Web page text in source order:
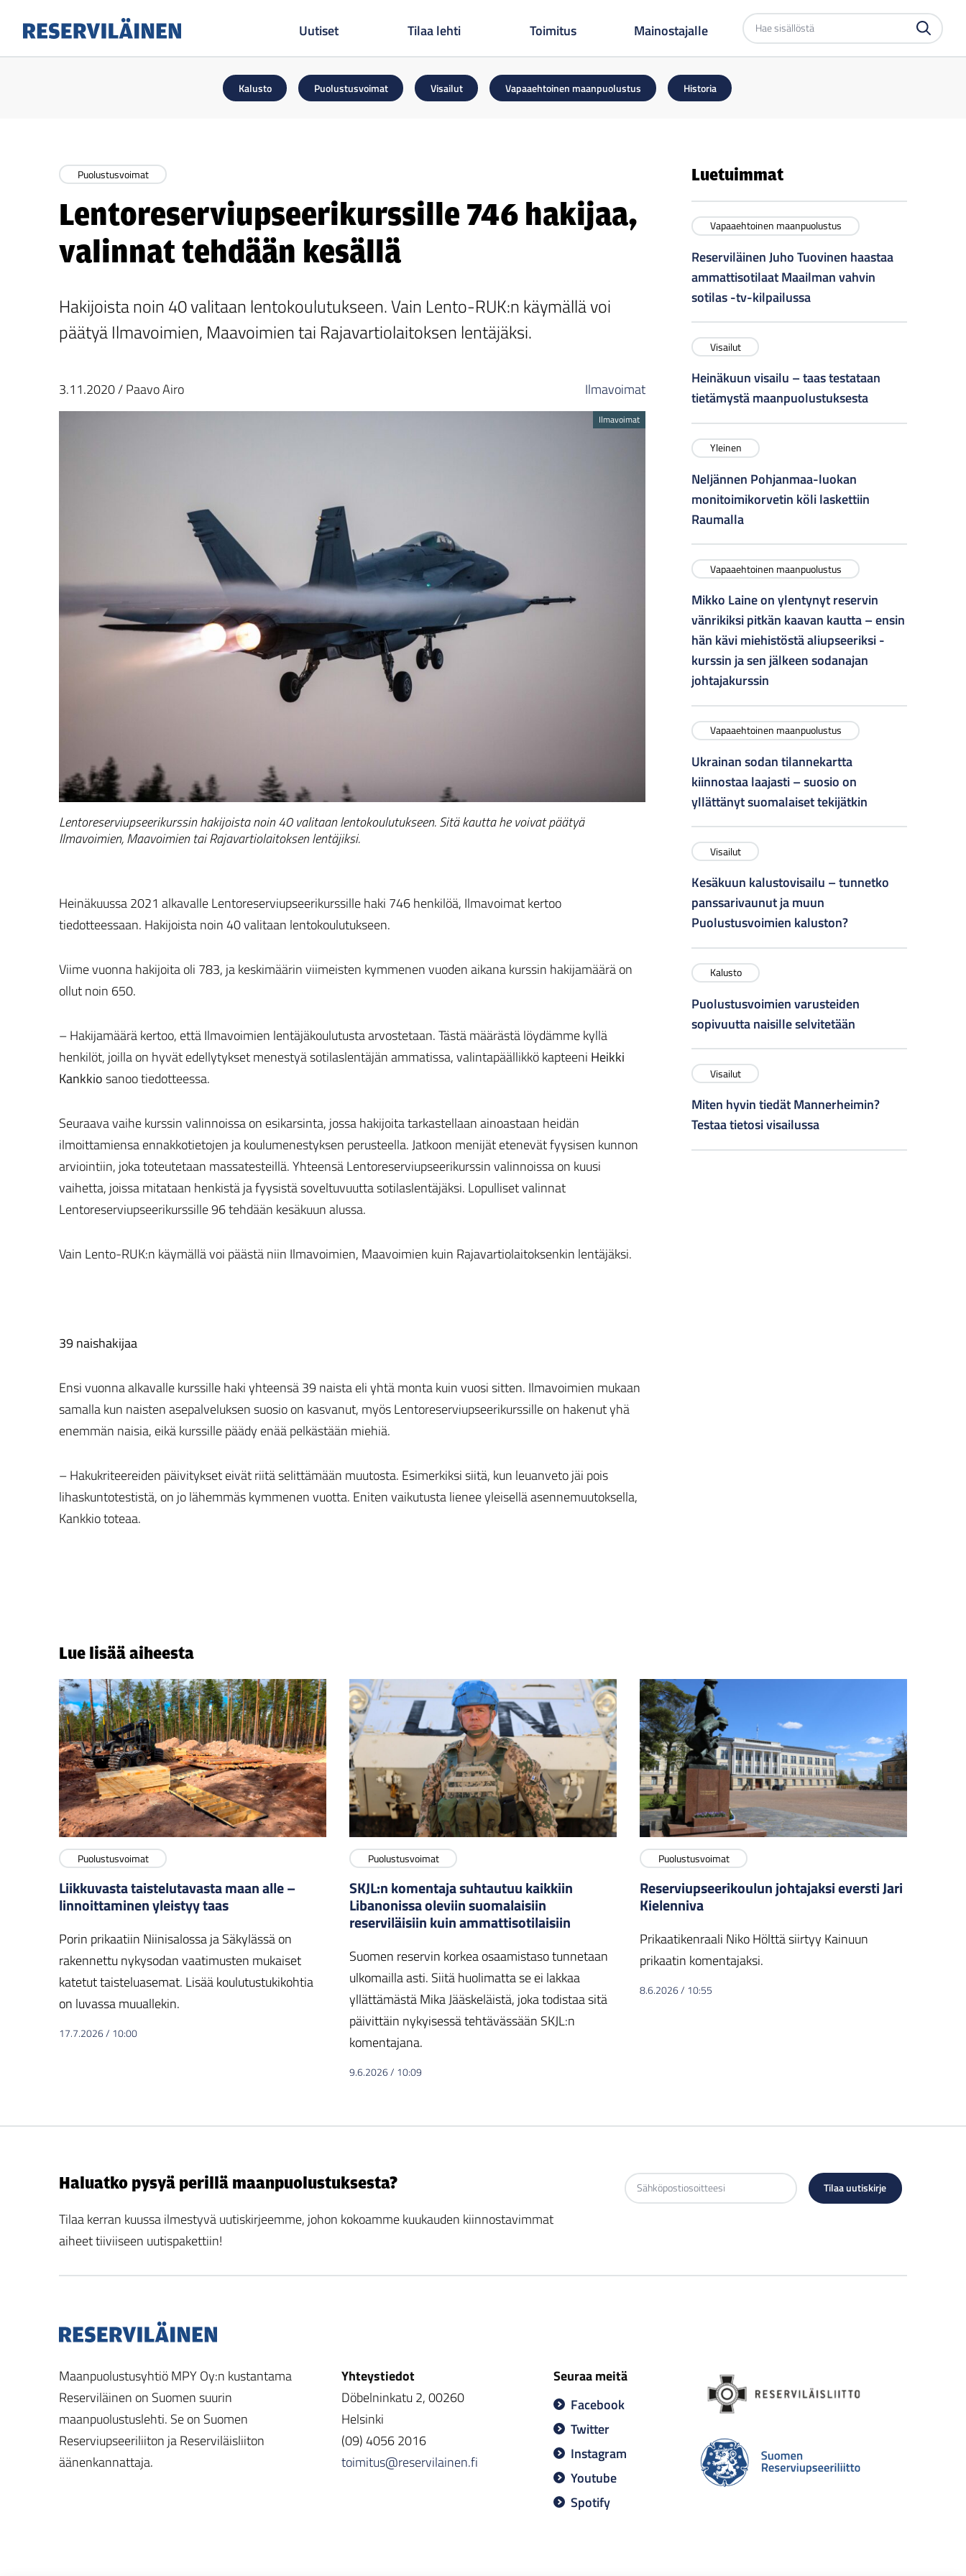
Uutiset Tilaa lehti Toimitus Mainostajalle
Etsi
sivustolta
Kalusto Puolustusvoimat Visailut Vapaaehtoinen maanpuolustus Historia
Puolustusvoimat
Lentoreserviupseerikurssille 746 hakijaa,
valinnat tehdään kesällä
Hakijoista noin 40 valitaan lentokoulutukseen. Vain Lento-RUK:n käymällä voi
päätyä Ilmavoimien, Maavoimien tai Rajavartiolaitoksen lentäjäksi.
3.11.2020/Paavo Airo Ilmavoimat
Ilmavoimat
Lentoreserviupseerikurssin hakijoista noin 40 valitaan lentokoulutukseen. Sitä kautta he voivat päätyä
Ilmavoimien, Maavoimien tai Rajavartiolaitoksen lentäjiksi.
Heinäkuussa 2021 alkavalle Lentoreserviupseerikurssille haki 746 henkilöä, Ilmavoimat kertoo
tiedotteessaan. Hakijoista noin 40 valitaan lentokoulutukseen.
Viime vuonna hakijoita oli 783, ja keskimäärin viimeisten kymmenen vuoden aikana kurssin hakijamäärä on
ollut noin 650.
– Hakijamäärä kertoo, että Ilmavoimien lentäjäkoulutusta arvostetaan. Tästä määrästä löydämme kyllä
henkilöt, joilla on hyvät edellytykset menestyä sotilaslentäjän ammatissa, valintapäällikkö kapteeni Heikki
Kankkiosanoo tiedotteessa.
Seuraava vaihe kurssin valinnoissa on esikarsinta, jossa hakijoita tarkastellaan ainoastaan heidän
ilmoittamiensa ennakkotietojen ja koulumenestyksen perusteella. Jatkoon menijät etenevät fyysisen kunnon
arviointiin, joka toteutetaan massatesteillä. Yhteensä Lentoreserviupseerikurssin valinnoissa on kuusi
vaihetta, joissa mitataan henkistä ja fyysistä soveltuvuutta sotilaslentäjäksi. Lopulliset valinnat
Lentoreserviupseerikurssille 96 tehdään kesäkuun alussa.
Vain Lento-RUK:n käymällä voi päästä niin Ilmavoimien, Maavoimien kuin Rajavartiolaitoksenkin lentäjäksi.
39 naishakijaa
Ensi vuonna alkavalle kurssille haki yhteensä 39 naista eli yhtä monta kuin vuosi sitten. Ilmavoimien mukaan
samalla kun naisten asepalveluksen suosio on kasvanut, myös Lentoreserviupseerikurssille on hakenut yhä
enemmän naisia, eikä kurssille päädy enää pelkästään miehiä.
– ­­Hakukriteereiden päivitykset eivät riitä selittämään muutosta. Esimerkiksi siitä, kun leuanveto jäi pois
lihaskuntotestistä, on jo lähemmäs kymmenen vuotta. Eniten vaikutusta lienee yleisellä asennemuutoksella,
Kankkio toteaa.
Luetuimmat
Vapaaehtoinen maanpuolustus
Reserviläinen Juho Tuovinen haastaa
ammattisotilaat Maailman vahvin
sotilas -tv-kilpailussa
Visailut
Heinäkuun visailu – taas testataan
tietämystä maanpuolustuksesta
Yleinen
Neljännen Pohjanmaa-luokan
monitoimikorvetin köli laskettiin
Raumalla
Vapaaehtoinen maanpuolustus
Mikko Laine on ylentynyt reservin
vänrikiksi pitkän kaavan kautta – ensin
hän kävi miehistöstä aliupseeriksi -
kurssin ja sen jälkeen sodanajan
johtajakurssin
Vapaaehtoinen maanpuolustus
Ukrainan sodan tilannekartta
kiinnostaa laajasti – suosio on
yllättänyt suomalaiset tekijätkin
Visailut
Kesäkuun kalustovisailu – tunnetko
panssarivaunut ja muun
Puolustusvoimien kaluston?
Kalusto
Puolustusvoimien varusteiden
sopivuutta naisille selvitetään
Visailut
Miten hyvin tiedät Mannerheimin?
Testaa tietosi visailussa
Lue lisää aiheesta
Puolustusvoimat
Liikkuvasta taistelutavasta maan alle –
linnoittaminen yleistyy taas
Porin prikaatiin Niinisalossa ja Säkylässä on
rakennettu nykysodan vaatimusten mukaiset
katetut taisteluasemat. Lisää koulutustukikohtia
on luvassa muuallekin.
17.7.2026/ 10:00
Puolustusvoimat
SKJL:n komentaja suhtautuu kaikkiin
Libanonissa oleviin suomalaisiin
reserviläisiin kuin ammattisotilaisiin
Suomen reservin korkea osaamistaso tunnetaan
ulkomailla asti. Siitä huolimatta se ei lakkaa
yllättämästä Mika Jääskeläistä, joka todistaa sitä
päivittäin nykyisessä tehtävässään SKJL:n
komentajana.
9.6.2026/ 10:09
Puolustusvoimat
Reserviupseerikoulun johtajaksi eversti Jari
Kielenniva
Prikaatikenraali Niko Hölttä siirtyy Kainuun
prikaatin komentajaksi.
8.6.2026/ 10:55
Haluatko pysyä perillä maanpuolustuksesta?
Tilaa kerran kuussa ilmestyvä uutiskirjeemme, johon kokoamme kuukauden kiinnostavimmat
aiheet tiiviiseen uutispakettiin!
Maanpuolustusyhtiö MPY Oy:n kustantama
Reserviläinen on Suomen suurin
maanpuolustuslehti. Se on Suomen
Reserviupseeriliiton ja Reserviläisliiton
äänenkannattaja.
Yhteystiedot
Döbelninkatu 2, 00260
Helsinki
(09) 4056 2016
toimitus@reservilainen.fi
Seuraa meitä
Facebook
Twitter
Instagram
Youtube
Spotify